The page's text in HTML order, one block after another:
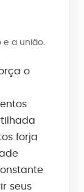
e a união.
o
forja
seus